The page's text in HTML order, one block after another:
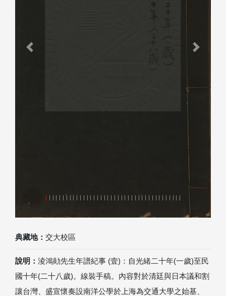
典藏地： 交大校區
說明： 淩鴻勛先生年譜紀事 (壹)：自光緒二十年(一歲)至民
國十年(二十八歲)。線裝手稿。內容對於清廷與日本議和割
讓台灣、盛宣懷奏設南洋公學於上海為交通大學之始基、
Previous Next